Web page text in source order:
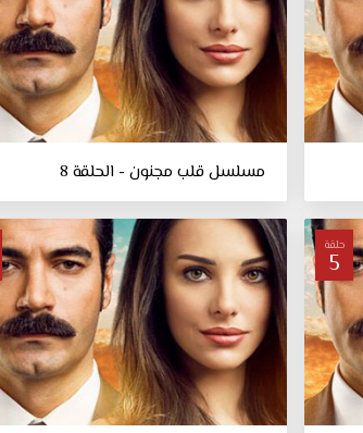
مسلسل قلب مجنون - الحلقة 8
حلقة
5